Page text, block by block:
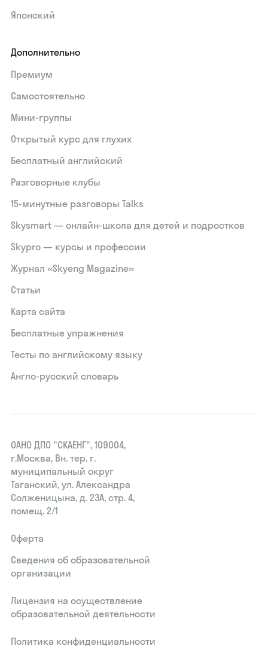
Японский
Дополнительно
Премиум
Самостоятельно
Мини-группы
Открытый курс для глухих
Бесплатный английский
Разговорные клубы
15‑минутные разговоры Talks
Skysmart — онлайн-школа для детей и подростков
Skypro — курсы и профессии
Журнал «Skyeng Magazine»
Статьи
Карта сайта
Бесплатные упражнения
Тесты по английскому языку
Англо-русский словарь
ОАНО ДПО "СКАЕНГ", 109004,
г.Москва, Вн. тер. г.
муниципальный округ
Таганский, ул. Александра
Солженицына, д. 23А, стр. 4,
помещ. 2/1
Оферта
Сведения об образовательной
организации
Лицензия на осуществление
образовательной деятельности
Политика конфиденциальности